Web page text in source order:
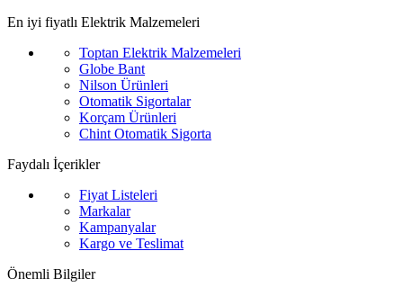
En iyi fiyatlı Elektrik Malzemeleri
Toptan Elektrik Malzemeleri
Globe Bant
Nilson Ürünleri
Otomatik Sigortalar
Korçam Ürünleri
Chint Otomatik Sigorta
Faydalı İçerikler
Fiyat Listeleri
Markalar
Kampanyalar
Kargo ve Teslimat
Önemli Bilgiler